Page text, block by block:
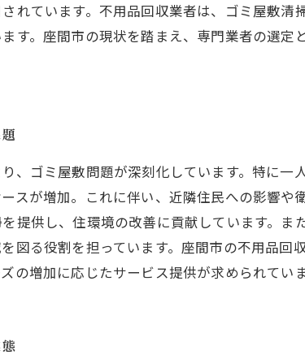
れています。不用品回収業者は、ゴミ屋敷
す。座間市の現状を踏まえ、専門業者の選定
、ゴミ屋敷問題が深刻化しています。特に
スが増加。これに伴い、近隣住民への影響
提供し、住環境の改善に貢献しています。
図る役割を担っています。座間市の不用品
増加に応じたサービス提供が求められていま